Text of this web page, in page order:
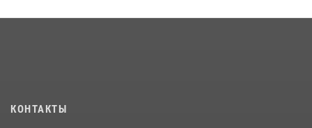
взаимодействие по профилактике мошенничеств
КОНТАКТЫ